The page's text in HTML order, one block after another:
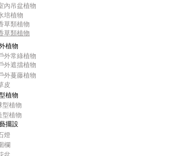
內吊盆植物
培植物
草類植物
草類植物
植物
外常綠植物
外遮擋植物
外蔓藤植物
皮
植物
型植物
型植物
擺設
燈
欄